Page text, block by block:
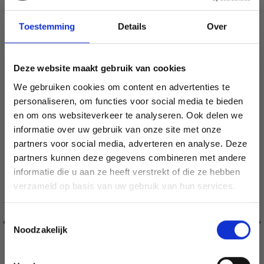
Toestemming Details Over
Deze website maakt gebruik van cookies
We gebruiken cookies om content en advertenties te
personaliseren, om functies voor social media te bieden
en om ons websiteverkeer te analyseren. Ook delen we
informatie over uw gebruik van onze site met onze
partners voor social media, adverteren en analyse. Deze
partners kunnen deze gegevens combineren met andere
informatie die u aan ze heeft verstrekt of die ze hebben
verzameld op basis van uw gebruik van hun services.
Noodzakelijk
VERGELIJKBAAR MET DIT
18% korting
Économisez jusqu'à 50 %
Soyez le premier à connaître nos soldes et